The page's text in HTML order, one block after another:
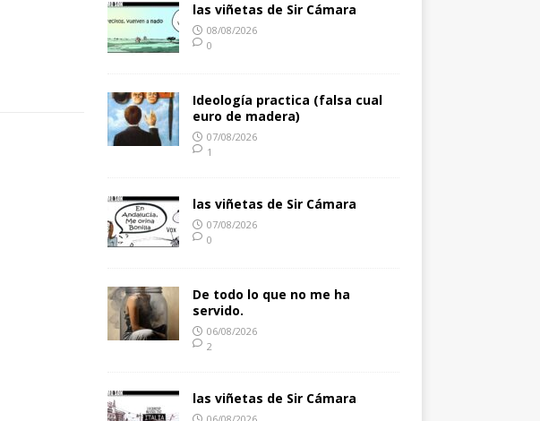
las viñetas de Sir Cámara
08/08/2026
0
Ideología practica (falsa cual
euro de madera)
07/08/2026
1
las viñetas de Sir Cámara
07/08/2026
0
De todo lo que no me ha
servido.
06/08/2026
2
las viñetas de Sir Cámara